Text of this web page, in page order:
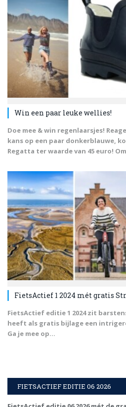
Win een paar leuke wellies!
Doe mee & win regenlaarsjes!
kans op een paar donkerblauwe,
Regatta ter waarde van 45 euro!
FietsActief 1 2024 mét gratis
FietsActief editie 1 2024 zit
heeft als gratis bijlage een
Ga je mee op...
FIETSACTIEF EDITIE 06 2026